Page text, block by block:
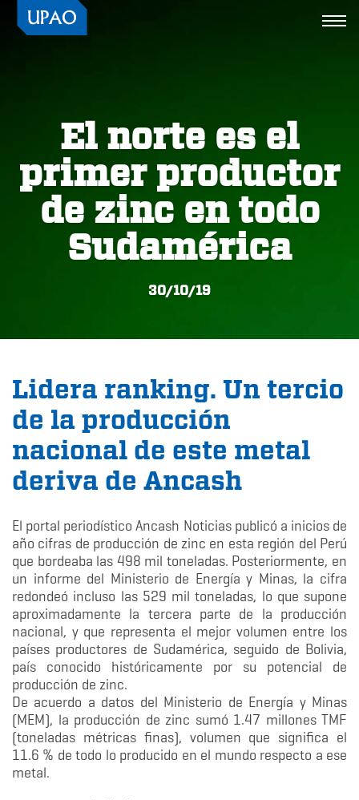
El norte es el
primer productor
de zinc en todo
Sudamérica
30/10/19
Lidera ranking. Un tercio
de la producción
nacional de este metal
deriva de Ancash
El portal periodístico Ancash Noticias publicó a inicios de
año cifras de producción de zinc en esta región del Perú
que bordeaba las 498 mil toneladas. Posteriormente, en
un informe del Ministerio de Energía y Minas, la cifra
redondeó incluso las 529 mil toneladas, lo que supone
aproximadamente la tercera parte de la producción
nacional, y que representa el mejor volumen entre los
países productores de Sudamérica, seguido de Bolivia,
país conocido históricamente por su potencial de
producción de zinc.
De acuerdo a datos del Ministerio de Energía y Minas
(MEM), la producción de zinc sumó 1.47 millones TMF
(toneladas métricas finas), volumen que significa el
11.6 % de todo lo producido en el mundo respecto a ese
metal.